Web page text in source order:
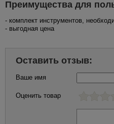
Преимущества для
- комплект инструментов,
- выгодная цена
Оставить отзыв:
Ваше имя
Оценить товар